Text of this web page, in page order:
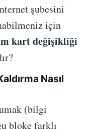
şubesini
için
kart değişikliği
Nasıl
(bilgi
bloke farklı